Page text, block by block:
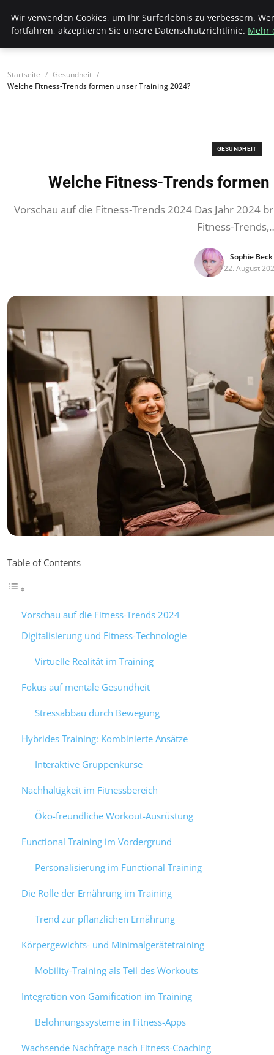
Bistro Grammophon
Startseite
Gesundheit
Welche Fitness-Trends formen unser Training 2024?
GESUNDHEIT
Welche Fitness-Trends
Vorschau auf die Fitness-Trends 2024 Das Jahr 2024
Fitness-
Sophie Beck
22. August
Table of Contents
Vorschau auf die Fitness-Trends 2024
Digitalisierung und Fitness-Technologie
Virtuelle Realität im Training
Fokus auf mentale Gesundheit
Stressabbau durch Bewegung
Hybrides Training: Kombinierte Ansätze
Interaktive Gruppenkurse
Nachhaltigkeit im Fitnessbereich
Öko-freundliche Workout-Ausrüstung
Functional Training im Vordergrund
Personalisierung im Functional Training
Die Rolle der Ernährung im Training
Trend zur pflanzlichen Ernährung
Körpergewichts- und Minimalgerätetraining
Mobility-Training als Teil des Workouts
Integration von Gamification im Training
Belohnungssysteme in Fitness-Apps
Wachsende Nachfrage nach Fitness-Coaching
Wir verwenden Cookies, um Ihr Surferlebnis zu verbessern.
fortfahren, akzeptieren Sie unsere Datenschutzrichtlinie. Mehr